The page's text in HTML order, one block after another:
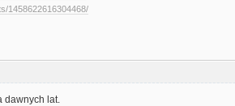
1458622616304468/
dawnych lat.